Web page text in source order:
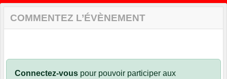
COMMENTEZ L’ÉVÈNEMENT
Connectez-vous pour pouvoir participer aux